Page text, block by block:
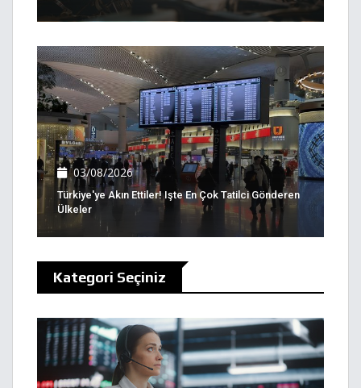
03/08/2026
Türkiye'ye Akın Ettiler! Işte En Çok Tatilci Gönderen
Ülkeler
Kategori Seçiniz